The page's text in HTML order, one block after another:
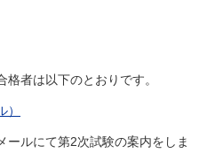
者は以下のとおりです。
ールにて第2次試験の案内をしま